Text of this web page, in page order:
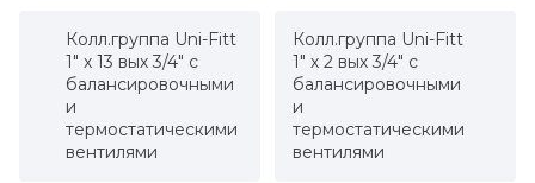
Колл.группа Uni-Fitt
1" х 13 вых 3/4" с
балансировочными
и
термостатическими
вентилями
Колл.группа Uni-Fitt
1" х 2 вых 3/4" с
балансировочными
и
термостатическими
вентилями